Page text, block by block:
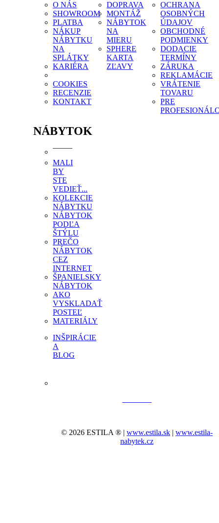
O NÁS
SHOWROOM
PLATBA
NÁKUP
NÁBYTKU
NA
SPLÁTKY
KARIÉRA
COOKIES
RECENZIE
KONTAKT
DOPRAVA
MONTÁŽ
NÁBYTOK
NA
MIERU
SPHERE
KARTA
ZĽAVY
OCHRANA
OSOBNÝCH
ÚDAJOV
OBCHODNÉ
PODMIENKY
DODACIE
TERMÍNY
ZÁRUKA
REKLAMÁCIE
VRÁTENIE
TOVARU
PRE
NÁBYTOK
MALI
BY
STE
VEDIEŤ...
KOLEKCIE
NÁBYTKU
NÁBYTOK
PODĽA
ŠTÝLU
PREČO
NÁBYTOK
CEZ
INTERNET
ŠPANIELSKY
NÁBYTOK
AKO
VYSKLADAŤ
POSTEĽ
MATERIÁLY
INŠPIRÁCIE
A
BLOG
© 2026 ESTILA ® |www.estila.sk |www.estila-
nabytek.cz